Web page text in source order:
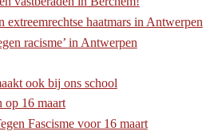
extreemrechtse haatmars in Antwerpen
racisme’ in Antwerpen
ook bij ons school
op 16 maart
Fascisme voor 16 maart